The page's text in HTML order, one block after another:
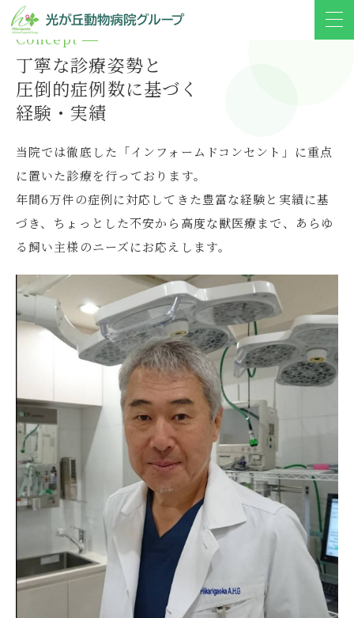
Concept
丁寧な診療姿勢と
圧倒的症例数に基づく
経験・実績
当院では徹底した「インフォームドコンセント」に重点
に置いた診療を行っております。
年間6万件の症例に対応してきた豊富な経験と実績に基
づき、 ちょっとした不安から高度な獣医療まで、
あらゆ
る飼い主様のニーズにお応えします。